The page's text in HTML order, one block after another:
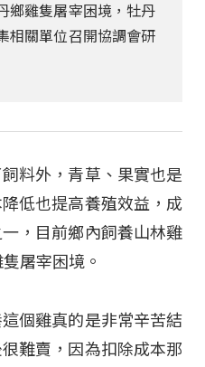
鄉雞隻屠宰困境，牡丹
相關單位召開協調會研
料外，青草、果實也是
低也提高養殖效益，成
，目前鄉內飼養山林雞
屠宰困境。
個雞真的是非常辛苦結
難賣，因為扣除成本那